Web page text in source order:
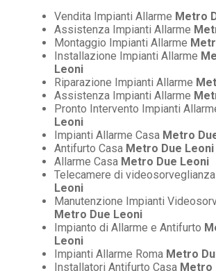
Vendita Impianti Allarme Metro
Assistenza Impianti Allarme
Montaggio Impianti Allarme
Installazione Impianti Allarme
Leoni
Riparazione Impianti Allarme
Assistenza Impianti Allarme
Pronto Intervento Impianti
Leoni
Impianti Allarme Casa Metro
Antifurto Casa Metro Due Leoni
Allarme Casa Metro Due Leoni
Telecamere di videosorveglianza
Leoni
Manutenzione Impianti
Metro Due Leoni
Impianto di Allarme e Antifurto
Leoni
Impianti Allarme Roma Metro
Installatori Antifurto Casa Metro